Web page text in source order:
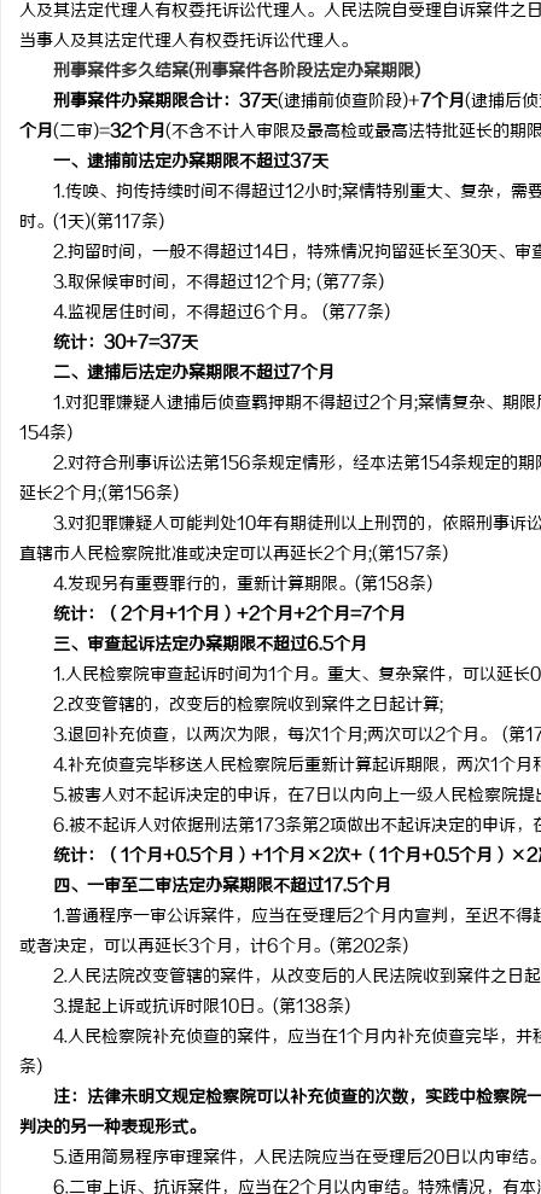
人及其法定代理人有权委托诉讼代理人。人民法院自受理自诉案件
当事人及其法定代理人有权委托诉讼代理人。
刑事案件多久结案(刑事案件各阶段法定办案期限)
刑事案件办案期限合计：37天(逮捕前侦查阶段)+7个月(逮捕后
个月(二审)=32个月(不含不计入审限及最高检或最高法特批延长的期
一、逮捕前法定办案期限不超过37天
1.传唤、拘传持续时间不得超过12小时;案情特别重大、复杂，需
时。(1天)(第117条)
2.拘留时间，一般不得超过14日，特殊情况拘留延长至30天、审
3.取保候审时间，不得超过12个月; (第77条)
4.监视居住时间，不得超过6个月。 (第77条)
统计：30+7=37天
二、逮捕后法定办案期限不超过7个月
1.对犯罪嫌疑人逮捕后侦查羁押期不得超过2个月;案情复杂、期限
154条)
2.对符合刑事诉讼法第156条规定情形，经本法第154条规定的期
延长2个月;(第156条)
3.对犯罪嫌疑人可能判处10年有期徒刑以上刑罚的，依照刑事诉
直辖市人民检察院批准或决定可以再延长2个月;(第157条)
4.发现另有重要罪行的，重新计算期限。(第158条)
统计：（2个月+1个月）+2个月+2个月=7个月
三、审查起诉法定办案期限不超过6.5个月
1.人民检察院审查起诉时间为1个月。重大、复杂案件，可以延长
2.改变管辖的，改变后的检察院收到案件之日起计算;
3.退回补充侦查，以两次为限，每次1个月;两次可以2个月。 (第
4.补充侦查完毕移送人民检察院后重新计算起诉期限，两次1个月
5.被害人对不起诉决定的申诉，在7日以内向上一级人民检察院提
6.被不起诉人对依据刑法第173条第2项做出不起诉决定的申诉，
统计：（1个月+0.5个月）+1个月×2次+（1个月+0.5个月）
四、一审至二审法定办案期限不超过17.5个月
1.普通程序一审公诉案件，应当在受理后2个月内宣判，至迟不得
或者决定，可以再延长3个月，计6个月。(第202条)
2.人民法院改变管辖的案件，从改变后的人民法院收到案件之日
3.提起上诉或抗诉时限10日。(第138条)
4.人民检察院补充侦查的案件，应当在1个月内补充侦查完毕，并
条)
注：法律未明文规定检察院可以补充侦查的次数，实践中检察
判决的另一种表现形式。
5.适用简易程序审理案件，人民法院应当在受理后20日以内审结
6.二审上诉、抗诉案件，应当在2个月以内审结。特殊情况，有本